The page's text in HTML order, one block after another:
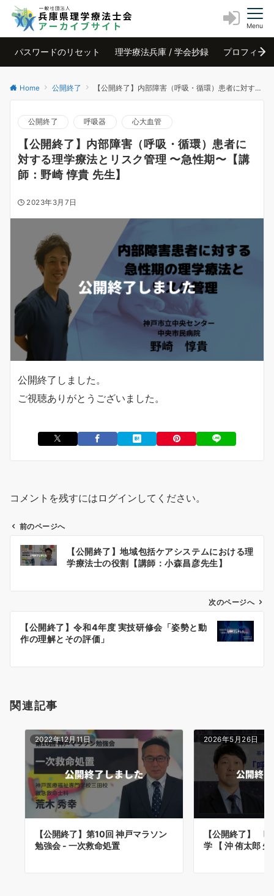
Menu
パスワードのリセット 理学療法兵庫 / 学会抄録 プロフィール
Home 公開終了 【公開終了】内部障害（呼吸・循環）患者に対する理学療法とリスク管理 〜急性期〜【講師：野崎 惇貴 先生】
公開終了 呼吸器 心大血管
【公開終了】内部障害（呼吸・循環）患者に
対する理学療法とリスク管理 〜急性期〜【講
師：野崎 惇貴 先生】
2023年3月7日
公開終了しました。
ご視聴ありがとうございました。
コメントを残すにはログインしてください。
ン
前のページへ
【公開終了】地域包括ケアシステムにおける理
学療法士の役割【講師：小森昌彦先生】
次のページへ
【公開終了】令和4年度 実技研修会「姿勢と動
作の理解とその評価」
関連記事
2022年12月11日
【公開終了】第10回 神戸マラソン
勉強会 - 一次救命処置
2026年5月26日
【公開終了】
学 【 沖 侑太郎 先